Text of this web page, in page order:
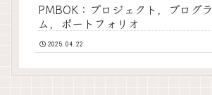
PMBOK：プロジェクト，プログラ
ム，ポートフォリオ
2025.04.22